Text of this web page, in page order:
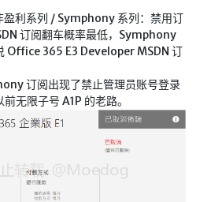
利系列 / Symphony 系列：禁用订
订阅翻车概率最低，Symphony
Office 365 E3 Developer MSDN 订
订阅出现了禁止管理员账号登录
无限子号 A1P 的老路。